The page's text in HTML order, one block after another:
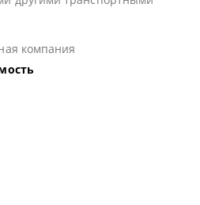
компания